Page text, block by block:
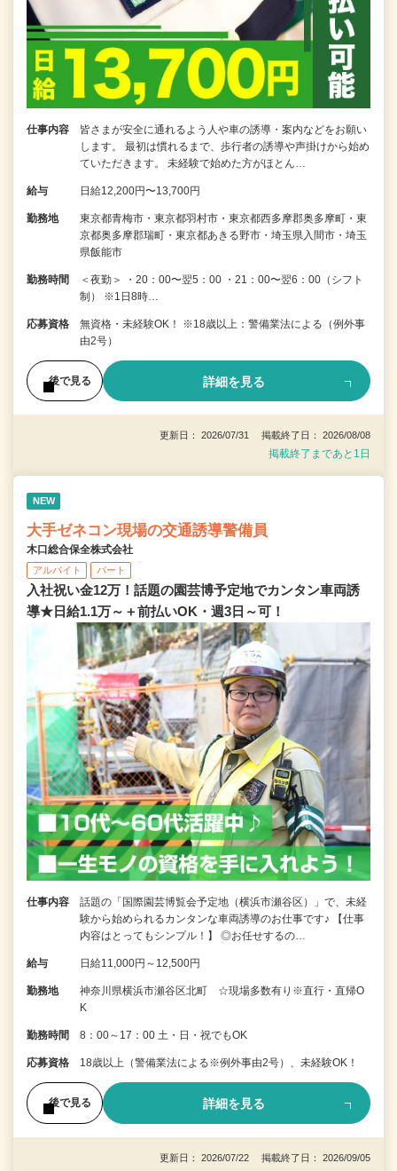
仕事内容
皆さまが安全に通れるよう人や車の誘導・案内などをお願い
します。 最初は慣れるまで、歩行者の誘導や声掛けから始め
ていただきます。 未経験で始めた方がほとん…
給与 日給12,200円〜13,700円
勤務地
東京都青梅市・東京都羽村市・東京都西多摩郡奥多摩町・東
京都奥多摩郡瑞町・東京都あきる野市・埼玉県入間市・埼玉
県飯能市
勤務時間
＜夜勤＞ ・20：00〜翌5：00 ・21：00〜翌6：00（シフト
制） ※1日8時…
応募資格
無資格・未経験OK！ ※18歳以上：警備業法による（例外事
由2号）
後で見る 詳細を見る
更新日： 2026/07/31 掲載終了日： 2026/08/08
掲載終了まであと1日
NEW
大手ゼネコン現場の交通誘導警備員
木口総合保全株式会社
アルバイト パート
入社祝い金12万！話題の園芸博予定地でカンタン車両誘
導★日給1.1万～＋前払いOK・週3日～可！
仕事内容
話題の「国際園芸博覧会予定地（横浜市瀬谷区）」で、未経
験から始められるカンタンな車両誘導のお仕事です♪ 【仕事
内容はとってもシンプル！】 ◎お任せするの…
給与 日給11,000円～12,500円
勤務地
神奈川県横浜市瀬谷区北町 ☆現場多数有り※直行・直帰O
K
勤務時間 8：00～17：00 土・日・祝でもOK
応募資格 18歳以上（警備業法による※例外事由2号）、未経験OK！
後で見る 詳細を見る
更新日： 2026/07/22 掲載終了日： 2026/09/05